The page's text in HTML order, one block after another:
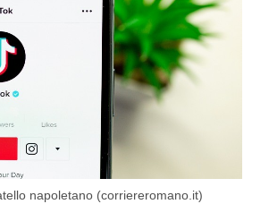
napoletano (corriereromano.it)